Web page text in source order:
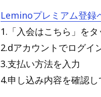
Leminoプレミアム登録
1.「入会はこちら」を
2.dアカウントでログ
3.支払い方法を入力
4.申し込み内容を確認し